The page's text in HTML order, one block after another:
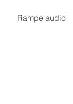
Rampe audio